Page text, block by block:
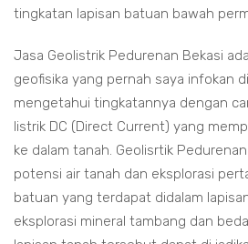
tingkatan lapisan batuan bawah
Jasa Geolistrik Pedurenan Bekasi
geofisika yang pernah saya infokan
mengetahui tingkatannya dengan
listrik DC (Direct Current) yang
ke dalam tanah. Geolisrtik
potensi air tanah dan eksplorasi
batuan yang terdapat didalam
eksplorasi mineral tambang dan